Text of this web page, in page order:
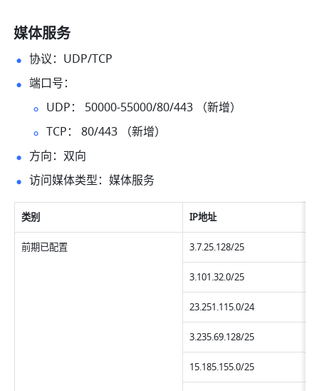
媒体服务
协议：UDP/TCP
端口号：
UDP： 50000-55000/80/443 （新增）
TCP： 80/443 （新增）
方向：双向
访问媒体类型：媒体服务
类别 IP地址
前期已配置 3.7.25.128/25
3.101.32.0/25
23.251.115.0/24
3.235.69.128/25
15.185.155.0/25